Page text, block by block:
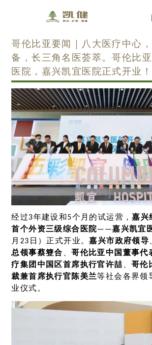
哥伦比亚要闻｜八大医疗中心
备，长三角名医荟萃。哥伦比
医院，嘉兴凯宜医院正式开业！
经过3年建设和5个月的试运营，嘉兴
首个外资三级综合医院——嘉兴凯宜
月23日）正式开业。嘉兴市政府领导
总领事蔡簦合 、哥伦比亚中国董事
疗集团中国区首席执行官许喆 、 哥伦
裁兼首席执行官陈美兰等社会各界领
业仪式。